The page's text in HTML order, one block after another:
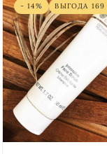
- 14% ВЫГОДА 169